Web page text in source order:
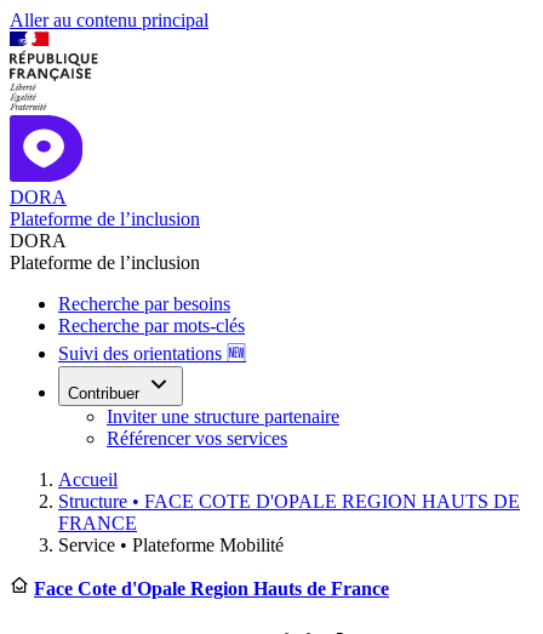
Aller au contenu principal
DORA
Plateforme de l’inclusion
DORA
Plateforme de l’inclusion
Recherche par besoins
Recherche par mots-clés
Suivi des orientations 🆕
Contribuer
Inviter une structure partenaire
Référencer vos services
Accueil
Structure • FACE COTE D'OPALE REGION HAUTS DE
FRANCE
Service • Plateforme Mobilité
Face Cote d'Opale Region Hauts de France